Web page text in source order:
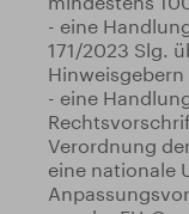
- eine
171/2023 Slg.
- eine
Verordnung
eine nationale